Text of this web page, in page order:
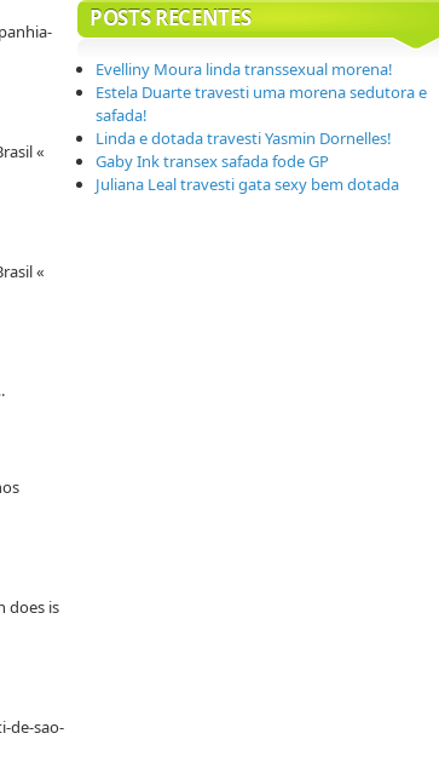
«
«
does is
de-sao-
POSTS RECENTES
Evelliny Moura linda transsexual morena!
Estela Duarte travesti uma morena sedutora e
safada!
Linda e dotada travesti Yasmin Dornelles!
Gaby Ink transex safada fode GP
Juliana Leal travesti gata sexy bem dotada